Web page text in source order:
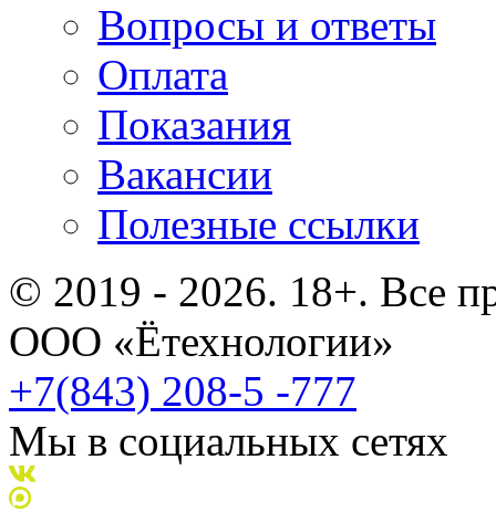
Вопросы и ответы
Оплата
Показания
Вакансии
Полезные ссылки
© 2019 - 2026. 18+. Все
ООО «Ётехнологии»
+7(843) 208-5 -777
Мы в социальных сетях